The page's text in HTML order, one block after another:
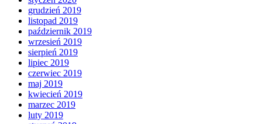
grudzień 2019
listopad 2019
październik 2019
wrzesień 2019
sierpień 2019
lipiec 2019
czerwiec 2019
maj 2019
kwiecień 2019
marzec 2019
luty 2019